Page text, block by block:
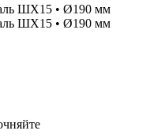
ШХ15 • Ø190 мм
ШХ15 • Ø190 мм